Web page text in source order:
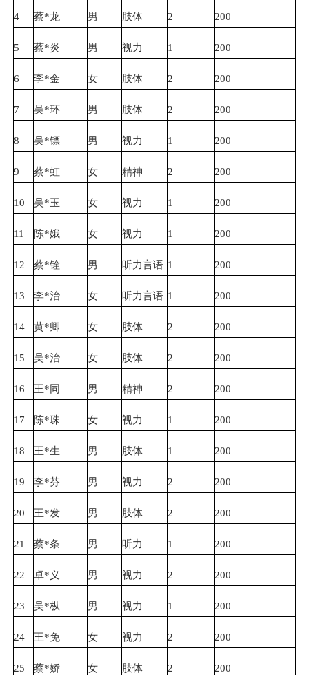
4 蔡*龙 男 肢体 2 200
5 蔡*炎 男 视力 1 200
6 李*金 女 肢体 2 200
7 吴*环 男 肢体 2 200
8 吴*镖 男 视力 1 200
9 蔡*虹 女 精神 2 200
10 吴*玉 女 视力 1 200
11 陈*娥 女 视力 1 200
12 蔡*铨 男 听力言语 1 200
13 李*治 女 听力言语 1 200
14 黄*卿 女 肢体 2 200
15 吴*治 女 肢体 2 200
16 王*同 男 精神 2 200
17 陈*珠 女 视力 1 200
18 王*生 男 肢体 1 200
19 李*芬 男 视力 2 200
20 王*发 男 肢体 2 200
21 蔡*条 男 听力 1 200
22 卓*义 男 视力 2 200
23 吴*枞 男 视力 1 200
24 王*免 女 视力 2 200
25 蔡*娇 女 肢体 2 200